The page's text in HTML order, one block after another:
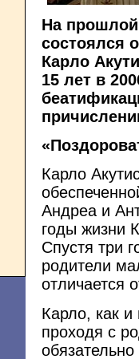
На прошлой
состоялся
Карло
15 лет в
Карло
Андреа и
годы жизни
Спустя три
родители
отличается
Карло, как
проходя с